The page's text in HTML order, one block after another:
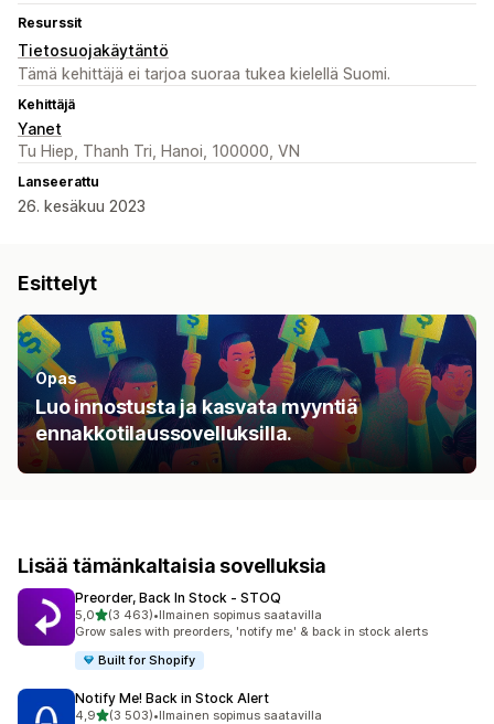
Resurssit
Tietosuojakäytäntö
Tämä kehittäjä ei tarjoa suoraa tukea kielellä Suomi.
Kehittäjä
Yanet
Tu Hiep, Thanh Tri, Hanoi, 100000, VN
Lanseerattu
26. kesäkuu 2023
Esittelyt
Opas
Luo innostusta ja kasvata myyntiä
ennakkotilaussovelluksilla.
Lisää tämänkaltaisia sovelluksia
Preorder, Back In Stock ‑ STOQ
5,0/ 5 tähteä
(3 463)
3463 arvostelua yhteensä
•Ilmainen sopimus saatavilla
Grow sales with preorders, 'notify me' & back in stock alerts
Built for Shopify
Notify Me! Back in Stock Alert
4,9/ 5 tähteä
(3 503)•Ilmainen sopimus saatavilla